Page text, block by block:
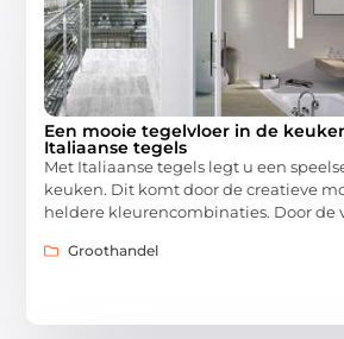
Een mooie tegelvloer in de
Italiaanse tegels
Met Italiaanse tegels legt u een
keuken. Dit komt door de creatieve
heldere kleurencombinaties. Door de
Groothandel